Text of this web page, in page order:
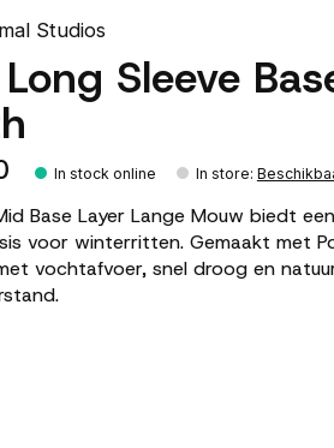
Studios
Sleeve
In stock online In store:
Base Layer Lange Mouw biedt
voor winterritten. Gemaakt met
vochtafvoer, snel droog en